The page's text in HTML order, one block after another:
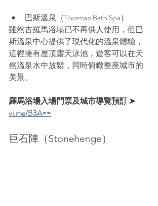
巴斯溫泉（Thermae Bath Spa）
雖然古羅馬浴場已不再供人使用，但巴
斯溫泉中心提供了現代化的溫泉體驗，
這裡擁有屋頂露天泳池，遊客可以在天
然溫泉水中放鬆，同時俯瞰整座城市的
美景。
羅馬浴場入場門票及城市導覽預訂 ➤
vi.me/B3A==
巨石陣（Stonehenge）